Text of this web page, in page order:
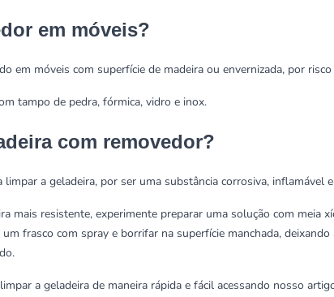
em móveis?
em móveis com superfície de madeira ou envernizada, por
tampo de pedra, fórmica, vidro e inox.
com removedor?
a geladeira, por ser uma substância corrosiva, inflamável
mais resistente, experimente preparar uma solução com meia
frasco com spray e borrifar na superfície manchada,
a geladeira de maneira rápida e fácil acessando nosso